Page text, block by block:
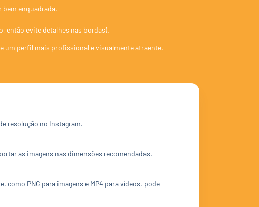
bem enquadrada.
então evite detalhes nas bordas).
um perfil mais profissional e visualmente atraente.
resolução no Instagram.
as imagens nas dimensões recomendadas.
PNG para imagens e MP4 para vídeos, pode